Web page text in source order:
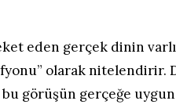
eden gerçek dinin
olarak nitelendirir.
görüşün gerçeğe uygun